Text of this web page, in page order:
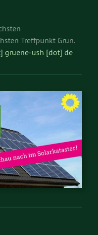
Treffpunkt Grün.
gruene-ush [dot] de